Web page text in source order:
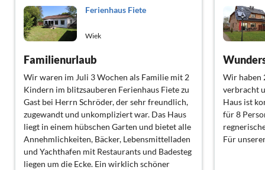
Ferienhaus Fiete
Wiek
Familienurlaub
Wir waren im Juli 3 Wochen als Familie mit 2
Kindern im blitzsauberen Ferienhaus Fiete zu
Gast bei Herrn Schröder, der sehr freundlich,
zugewandt und unkompliziert war. Das Haus
liegt in einem hübschen Garten und bietet alle
Annehmlichkeiten, Bäcker, Lebensmittelladen
und Yachthafen mit Restaurants und Badesteg
liegen um die Ecke. Ein wirklich schöner
Wir haben
verbracht
Haus ist
für 8
Für